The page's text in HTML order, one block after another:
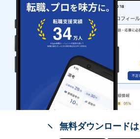
無料ダウンロード